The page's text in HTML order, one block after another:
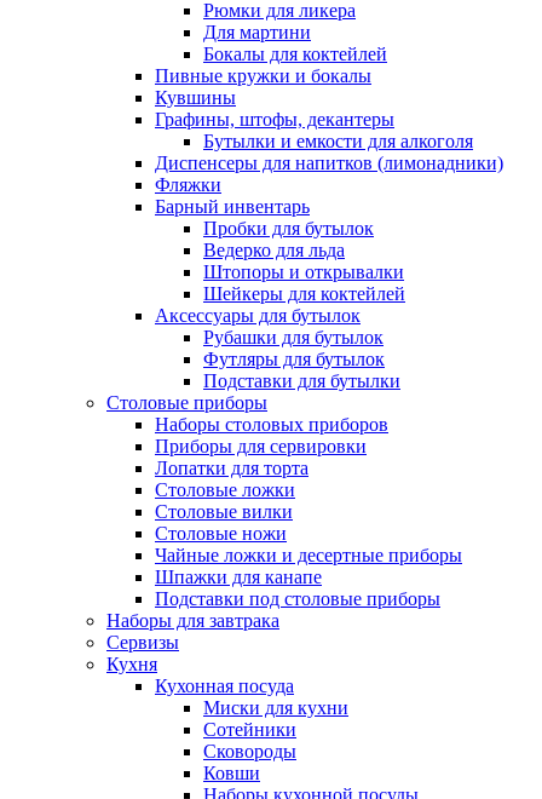
Рюмки для ликера
Для мартини
Бокалы для коктейлей
Пивные кружки и бокалы
Кувшины
Графины, штофы, декантеры
Бутылки и емкости для алкоголя
Диспенсеры для напитков (лимонадники)
Фляжки
Барный инвентарь
Пробки для бутылок
Ведерко для льда
Штопоры и открывалки
Шейкеры для коктейлей
Аксессуары для бутылок
Рубашки для бутылок
Футляры для бутылок
Подставки для бутылки
Столовые приборы
Наборы столовых приборов
Приборы для сервировки
Лопатки для торта
Столовые ложки
Столовые вилки
Столовые ножи
Чайные ложки и десертные приборы
Шпажки для канапе
Подставки под столовые приборы
Наборы для завтрака
Сервизы
Кухня
Кухонная посуда
Миски для кухни
Сотейники
Сковороды
Ковши
Наборы кухонной посуды